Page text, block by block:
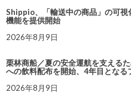
Shippio、「輸送中の商品」の可
機能を提供開始
2026年8月9日
栗林商船／夏の安全運航を支える
への飲料配布を開始、4年目とな
2026年8月9日